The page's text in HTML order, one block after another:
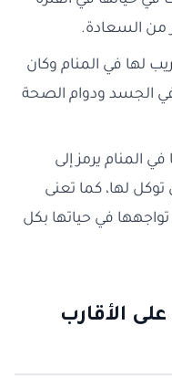
من السعادة.
لها في المنام وكان
الجسد ودوام الصحة
المنام يرمز إلى
توكل لها، كما تعنى
في حياتها بكل
الأقارب